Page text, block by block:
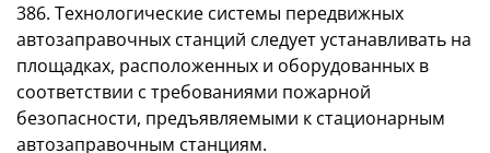
386. Технологические системы передвижных
автозаправочных станций следует устанавливать на
площадках, расположенных и оборудованных в
соответствии с требованиями пожарной
безопасности, предъявляемыми к стационарным
автозаправочным станциям.